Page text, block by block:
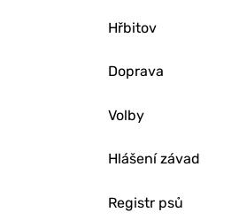
Hřbitov
Doprava
Volby
Hlášení závad
Registr psů